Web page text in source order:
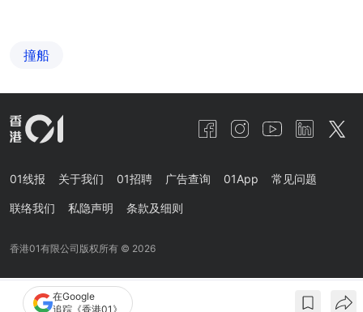
撞船
在Google
追踪《香港01》
01线报 关于我们 01招聘 广告查询 01App 常见问题
联络我们 私隐声明 条款及细则
香港01有限公司版权所有 © 2026